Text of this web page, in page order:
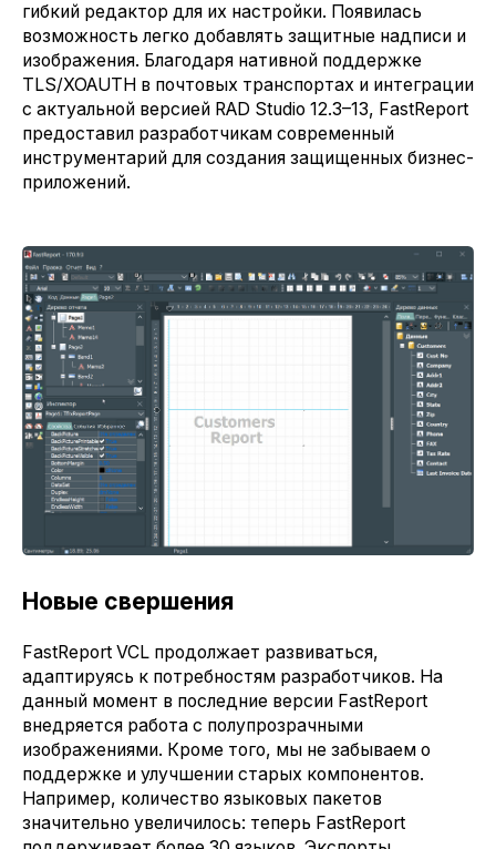
гибкий редактор для их настройки. Появилась
возможность легко добавлять защитные надписи и
изображения. Благодаря нативной поддержке
TLS/XOAUTH в почтовых транспортах и интеграции
с актуальной версией RAD Studio 12.3–13, FastReport
предоставил разработчикам современный
инструментарий для создания защищенных бизнес-
приложений.
Новые свершения
FastReport VCL продолжает развиваться,
адаптируясь к потребностям разработчиков. На
данный момент в последние версии FastReport
внедряется работа с полупрозрачными
изображениями. Кроме того, мы не забываем о
поддержке и улучшении старых компонентов.
Например, количество языковых пакетов
значительно увеличилось: теперь FastReport